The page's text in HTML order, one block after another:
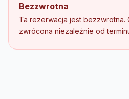
Bezzwrotna
Ta rezerwacja jest bezzwrotna.
zwrócona niezależnie od